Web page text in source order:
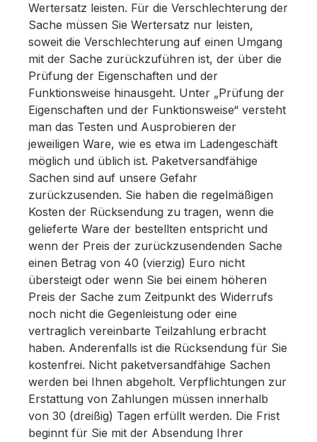
Wertersatz leisten. Für die Verschlechterung der
Sache müssen Sie Wertersatz nur leisten,
soweit die Verschlechterung auf einen Umgang
mit der Sache zurückzuführen ist, der über die
Prüfung der Eigenschaften und der
Funktionsweise hinausgeht. Unter „Prüfung der
Eigenschaften und der Funktionsweise“ versteht
man das Testen und Ausprobieren der
jeweiligen Ware, wie es etwa im Ladengeschäft
möglich und üblich ist. Paketversandfähige
Sachen sind auf unsere Gefahr
zurückzusenden. Sie haben die regelmäßigen
Kosten der Rücksendung zu tragen, wenn die
gelieferte Ware der bestellten entspricht und
wenn der Preis der zurückzusendenden Sache
einen Betrag von 40 (vierzig) Euro nicht
übersteigt oder wenn Sie bei einem höheren
Preis der Sache zum Zeitpunkt des Widerrufs
noch nicht die Gegenleistung oder eine
vertraglich vereinbarte Teilzahlung erbracht
haben. Anderenfalls ist die Rücksendung für Sie
kostenfrei. Nicht paketversandfähige Sachen
werden bei Ihnen abgeholt. Verpflichtungen zur
Erstattung von Zahlungen müssen innerhalb
von 30 (dreißig) Tagen erfüllt werden. Die Frist
beginnt für Sie mit der Absendung Ihrer